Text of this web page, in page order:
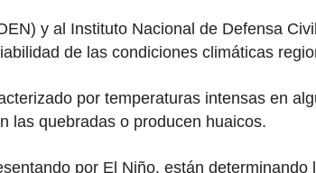
y al Instituto Nacional de Defensa
de las condiciones climáticas
por temperaturas intensas en
las quebradas o producen huaicos.
por El Niño, están